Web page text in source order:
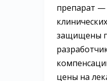
препарат —
защищены
цены на